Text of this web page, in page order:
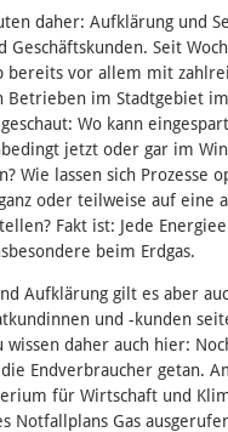
daher: Aufklärung und
Geschäftskunden. Seit
bereits vor allem mit
Betrieben im Stadtgebiet im
Wo kann
jetzt oder gar im
Wie lassen sich Prozesse
oder teilweise auf eine
Fakt ist: Jede
beim Erdgas.
Aufklärung gilt es aber
und -kunden
wissen daher auch hier:
Endverbraucher getan.
für Wirtschaft und
Notfallplans Gas